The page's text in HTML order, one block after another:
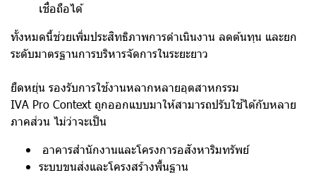
เชื่อถือได้
ทั้งหมดนี้ช่วยเพิ่มประสิทธิภาพการดำเนินงาน ลดต้นทุน และยก
ระดับมาตรฐานการบริหารจัดการในระยะยาว
ยืดหยุ่น รองรับการใช้งานหลากหลายอุตสาหกรรม
IVA Pro Context ถูกออกแบบมาให้สามารถปรับใช้ได้กับหลาย
ภาคส่วน ไม่ว่าจะเป็น
อาคารสำนักงานและโครงการอสังหาริมทรัพย์
ระบบขนส่งและโครงสร้างพื้นฐาน